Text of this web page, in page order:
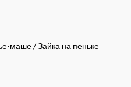
маше/ Зайка на пеньке